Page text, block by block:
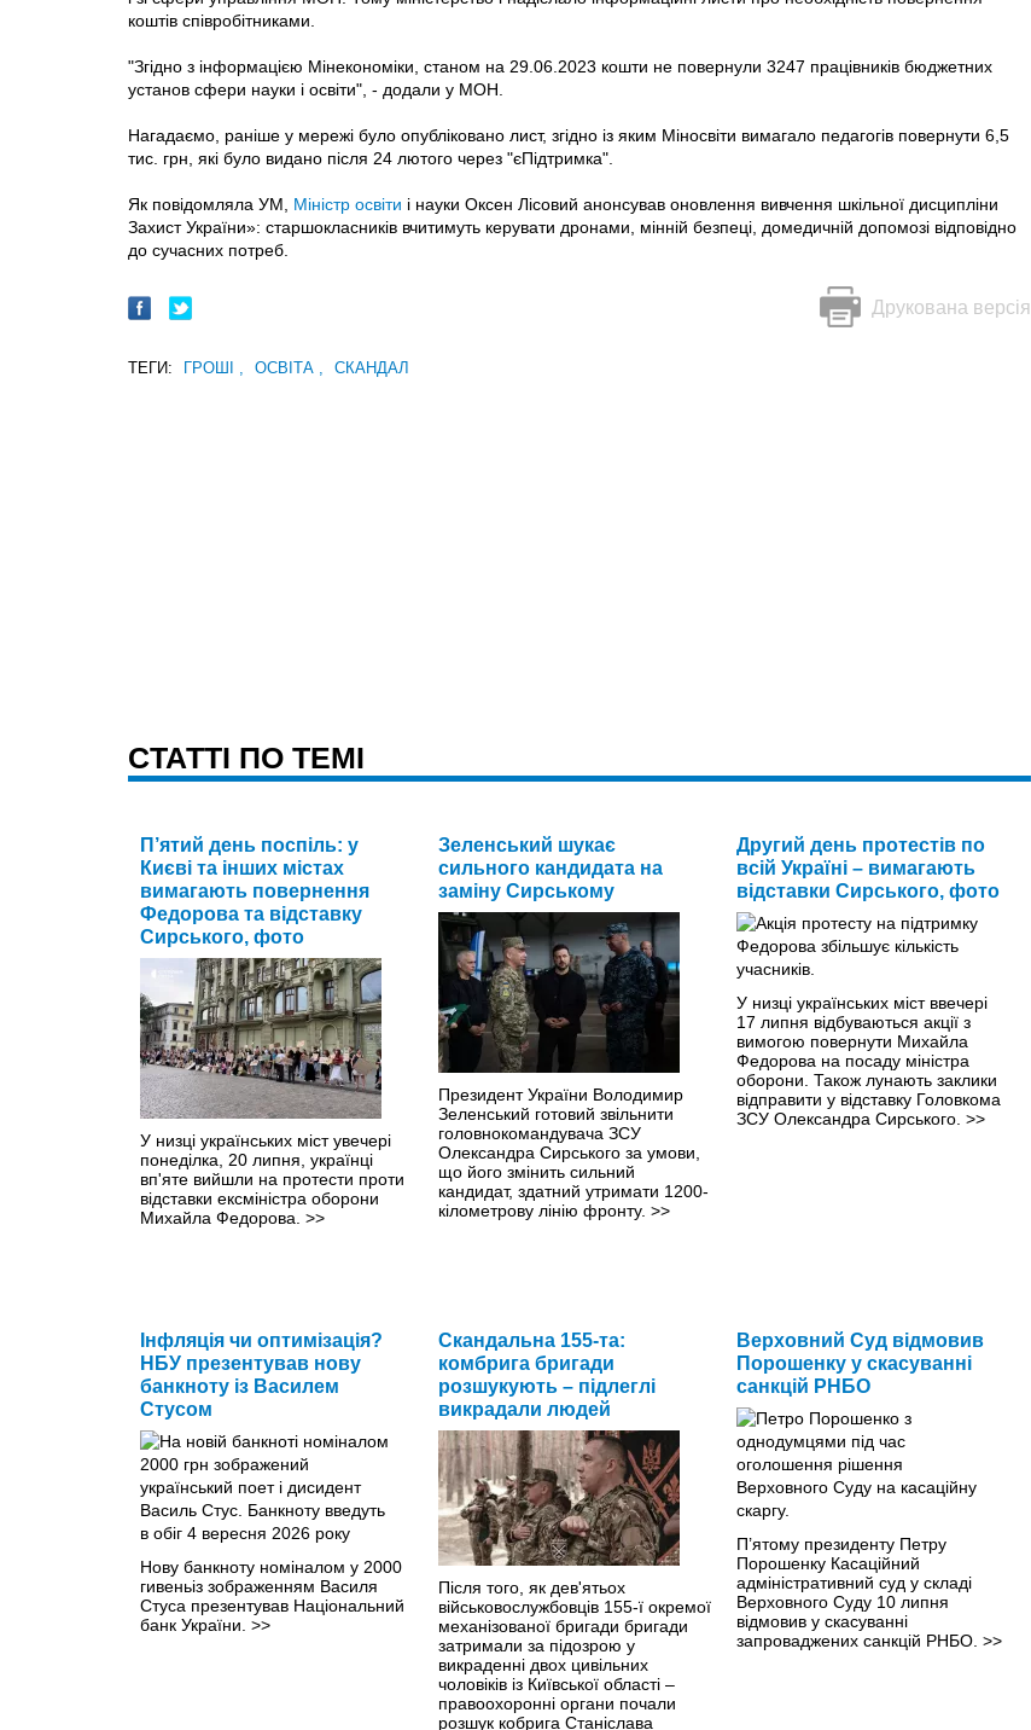
коштів співробітниками.
"Згідно з інформацією Мінекономіки, станом на 29.06.2023 кошти не повернули 3247 працівників бюджетних
установ сфери науки і освіти", - додали у МОН.
Нагадаємо, раніше у мережі було опубліковано лист, згідно із яким Міносвіти вимагало педагогів повернути 6,5
тис. грн, які було видано після 24 лютого через "єПідтримка".
Як повідомляла УМ, Міністр освіти і науки Оксен Лісовий анонсував оновлення вивчення шкільної дисципліни
Захист України»: старшокласників вчитимуть керувати дронами, мінній безпеці, домедичній допомозі відповідно
до сучасних потреб.
Друкована версія
ТЕГИ: ГРОШІ ОСВІТА СКАНДАЛ
CТАТТІ ПО ТЕМІ
П’ятий день поспіль: у
Києві та інших містах
вимагають повернення
Федорова та відставку
Сирського, фото
У низці українських міст увечері
понеділка, 20 липня, українці
вп'яте вийшли на протести проти
відставки ексміністра оборони
Михайла Федорова. >>
Зеленський шукає
сильного кандидата на
заміну Сирському
Президент України Володимир
Зеленський готовий звільнити
головнокомандувача ЗСУ
Олександра Сирського за умови,
що його змінить сильний
кандидат, здатний утримати 1200-
кілометрову лінію фронту. >>
Другий день протестів по
всій Україні – вимагають
відставки Сирського, фото
У низці українських міст ввечері
17 липня відбуваються акції з
вимогою повернути Михайла
Федорова на посаду міністра
оборони. Також лунають заклики
відправити у відставку Головкома
ЗСУ Олександра Сирського. >>
Інфляція чи оптимізація?
НБУ презентував нову
банкноту із Василем
Стусом
Нову банкноту номіналом у 2000
гивеньіз зображенням Василя
Стуса презентував Національний
банк України. >>
Скандальна 155-та:
комбрига бригади
розшукують – підлеглі
викрадали людей
Після того, як дев'ятьох
військовослужбовців 155-ї окремої
механізованої бригади бригади
затримали за підозрою у
викраденні двох цивільних
чоловіків із Київської області –
правоохоронні органи почали
розшук кобрига Станіслава
Верховний Суд відмовив
Порошенку у скасуванні
санкцій РНБО
П’ятому президенту Петру
Порошенку Касаційний
адміністративний суд у складі
Верховного Суду 10 липня
відмовив у скасуванні
запроваджених санкцій РНБО. >>